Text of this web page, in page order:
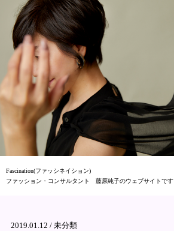
Fascination(ファッシネイション)
ファッション・コンサルタント 藤原純子のウェブサイトです
2019.01.12 / 未分類